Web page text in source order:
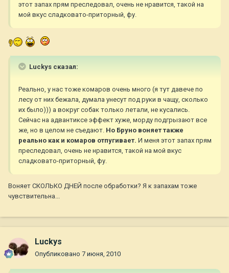
этот запах прям преследовал, очень не нравится, такой на
мой вкус сладковато-приторный, фу.
Luckys сказал:
Реально, у нас тоже комаров очень много (я тут давече по
лесу от них бежала, думала унесут под руки в чащу, сколько
их было))) а вокруг собак только летали, не кусались.
Сейчас на адвантиксе эффект хуже, морду подгрызают все
же, но в целом не съедают. Но Бруно воняет также
реально как и комаров отпугивает. И меня этот запах прям
преследовал, очень не нравится, такой на мой вкус
сладковато-приторный, фу.
Воняет СКОЛЬКО ДНЕЙ после обработки? Я к запахам тоже
чувствительна...
Luckys
Опубликовано 7 июня, 2010